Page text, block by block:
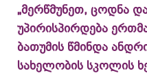
„მერწმუნეთ, ცოდნა
უპირისპირდება
ბათუმის წმინდა
სახელობის სკოლის